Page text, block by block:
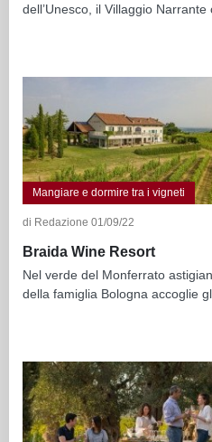
dell’Unesco, il Villaggio Narrante
Mangiare e dormire tra i vigneti
di Redazione 01/09/22
Braida Wine Resort
Nel verde del Monferrato
della famiglia Bologna accoglie